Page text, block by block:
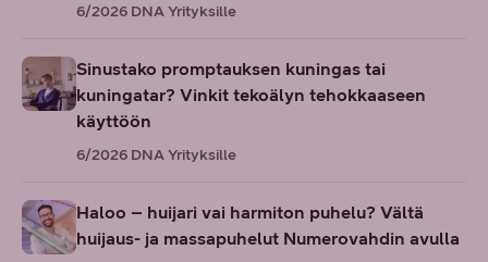
6/2026 DNA Yrityksille
Sinustako promptauksen kuningas tai
kuningatar? Vinkit tekoälyn tehokkaaseen
käyttöön
6/2026 DNA Yrityksille
Haloo – huijari vai harmiton puhelu? Vältä
huijaus- ja massapuhelut Numerovahdin avulla